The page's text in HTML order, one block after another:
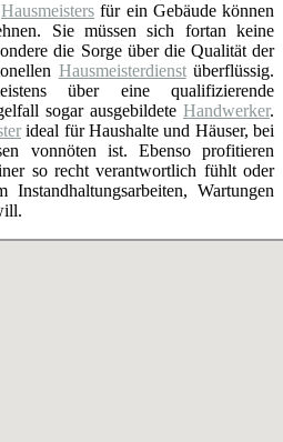
Hausmeisters für ein Gebäude können
Sie müssen sich fortan keine
die Sorge über die Qualität der
Hausmeisterdienstüberflüssig.
über eine qualifizierende
sogar ausgebildete Handwerker.
ideal für Haushalte und Häuser, bei
vonnöten ist. Ebenso profitieren
so recht verantwortlich fühlt oder
Wartungen